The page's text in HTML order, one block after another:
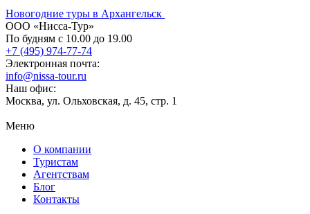
Новогодние туры в Архангельск
ООО «Нисса-Тур»
По будням с 10.00 до 19.00
+7 (495) 974-77-74
Электронная почта:
info@nissa-tour.ru
Наш офис:
Москва, ул. Ольховская, д. 45, стр. 1
Меню
О компании
Туристам
Агентствам
Блог
Контакты